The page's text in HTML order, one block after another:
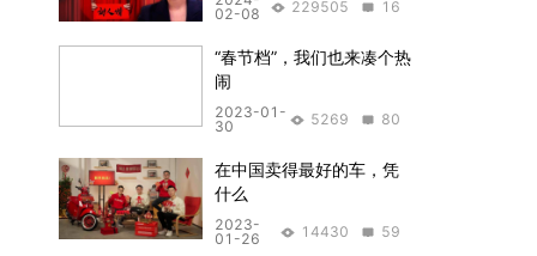
02-08
229505 16
“春节档”，我们也来凑个热
闹
2023-01-
30
5269 80
在中国卖得最好的车，凭
什么
2023-
01-26
14430 59